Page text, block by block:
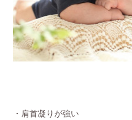
・肩首凝りが強い